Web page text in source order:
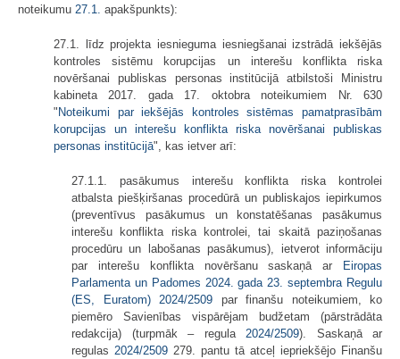
noteikumu 27.1. apakšpunkts):
27.1. līdz projekta iesnieguma iesniegšanai izstrādā iekšējās
kontroles sistēmu korupcijas un interešu konflikta riska
novēršanai publiskas personas institūcijā atbilstoši Ministru
kabineta 2017. gada 17. oktobra noteikumiem Nr. 630
"Noteikumi par iekšējās kontroles sistēmas pamatprasībām
korupcijas un interešu konflikta riska novēršanai publiskas
personas institūcijā", kas ietver arī:
27.1.1. pasākumus interešu konflikta riska kontrolei
atbalsta piešķiršanas procedūrā un publiskajos iepirkumos
(preventīvus pasākumus un konstatēšanas pasākumus
interešu konflikta riska kontrolei, tai skaitā paziņošanas
procedūru un labošanas pasākumus), ietverot informāciju
par interešu konflikta novēršanu saskaņā ar Eiropas
Parlamenta un Padomes 2024. gada 23. septembra Regulu
(ES, Euratom) 2024/2509 par finanšu noteikumiem, ko
piemēro Savienības vispārējam budžetam (pārstrādāta
redakcija) (turpmāk – regula 2024/2509). Saskaņā ar
regulas 2024/2509 279. pantu tā atceļ iepriekšējo Finanšu